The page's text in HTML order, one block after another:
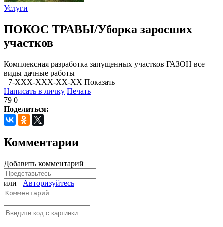
Услуги
ПОКОС ТРАВЫ/Уборка заросших
участков
Комплексная разработка запущенных участков ГАЗОН все
виды дачные работы
+7-XXX-XXX-XX-XX Показать
Написать в личку Печать
79 0
Поделиться:
Комментарии
Добавить комментарий
или Авторизуйтесь